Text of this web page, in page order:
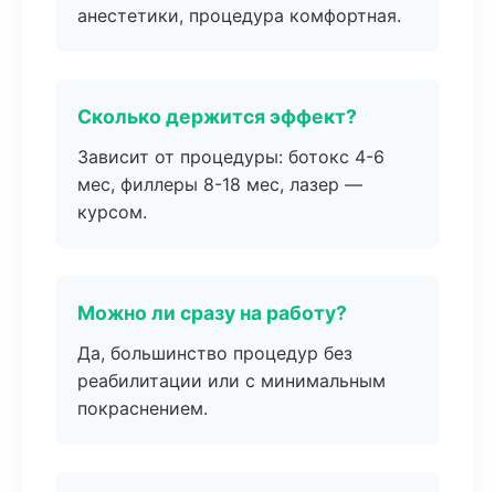
анестетики, процедура комфортная.
Сколько держится эффект?
Зависит от процедуры: ботокс 4-6
мес, филлеры 8-18 мес, лазер —
курсом.
Можно ли сразу на работу?
Да, большинство процедур без
реабилитации или с минимальным
покраснением.